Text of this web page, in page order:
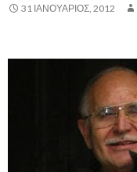
31 ΙΑΝΟΥΆΡΙΟΣ, 2012